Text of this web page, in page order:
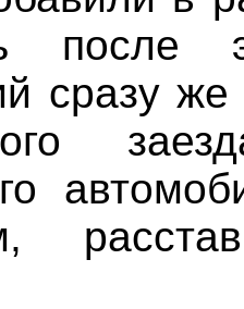
после
сразу